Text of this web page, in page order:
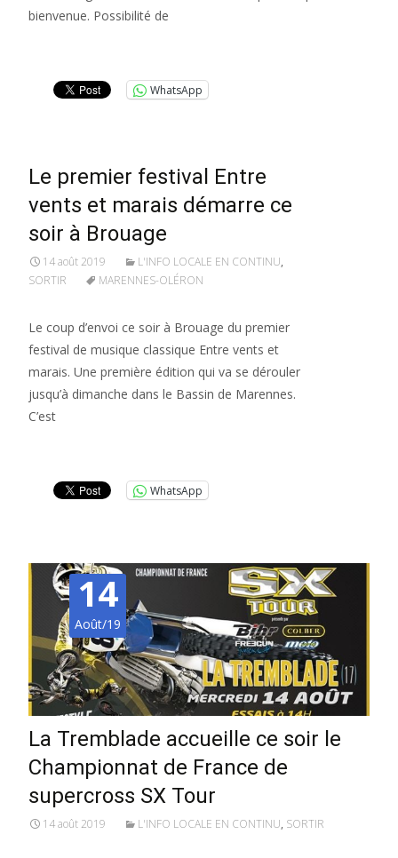
bienvenue. Possibilité de
WhatsApp
Le premier festival Entre
vents et marais démarre ce
soir à Brouage
14 août 2019 L'INFO LOCALE EN CONTINU,
SORTIR
MARENNES-OLÉRON
Le coup d’envoi ce soir à Brouage du premier
festival de musique classique Entre vents et
marais. Une première édition qui va se dérouler
jusqu’à dimanche dans le Bassin de Marennes.
C’est
WhatsApp
14
Août/19
La Tremblade accueille ce soir le
Championnat de France de
supercross SX Tour
14 août 2019 L'INFO LOCALE EN CONTINU, SORTIR